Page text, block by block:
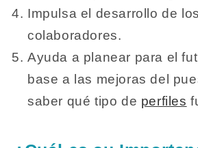
Impulsa el desarrollo de los
colaboradores.
Ayuda a planear para el
base a las mejoras del
saber qué tipo de perfiles